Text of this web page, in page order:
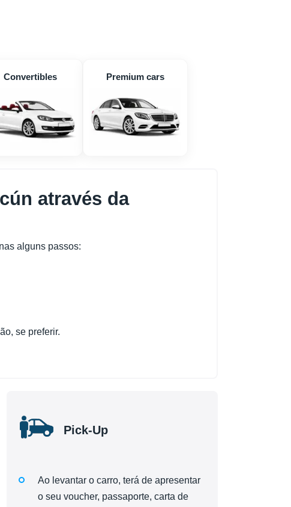
Convertibles Premium cars
através da
alguns passos:
se preferir.
Pick-Up
Ao levantar o carro, terá de apresentar
o seu voucher, passaporte, carta de